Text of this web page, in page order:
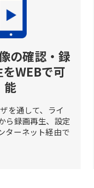
の確認・録
WEBで可
能
を通して、ライ
ら録画再生、設定
ターネット経由で